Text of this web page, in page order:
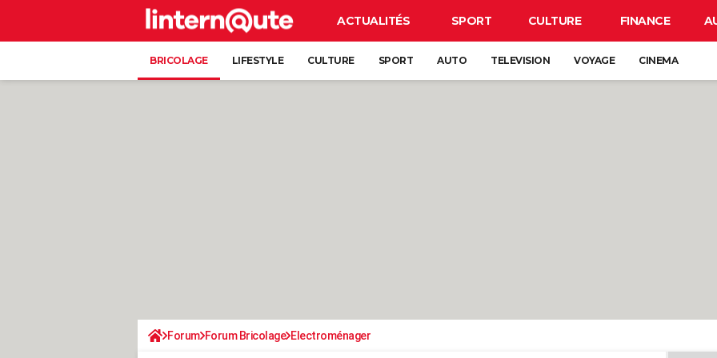
ACTUALITÉS SPORT CULTURE FINANCE
BRICOLAGE LIFESTYLE CULTURE SPORT AUTO TELEVISION VOYAGE CINEMA
Forum Forum Bricolage Electroménager